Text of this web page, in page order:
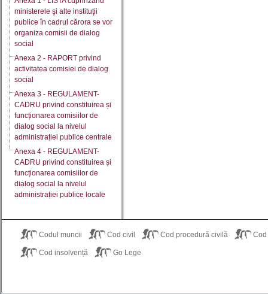
ministerele şi alte instituţii
publice în cadrul cărora se vor
organiza comisii de dialog
social
Anexa 2 - RAPORT privind
activitatea comisiei de dialog
social
Anexa 3 - REGULAMENT-
CADRU privind constituirea și
funcționarea comisiilor de
dialog social la nivelul
administrației publice centrale
Anexa 4 - REGULAMENT-
CADRU privind constituirea și
funcționarea comisiilor de
dialog social la nivelul
administrației publice locale
Codul muncii Cod civil Cod procedură civilă
Cod insolvență Go Lege